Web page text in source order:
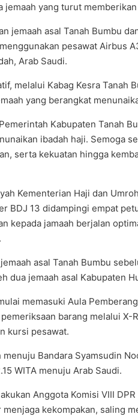
yang turut
jemaah asal Tanah Bumbu
pesawat Airbus
Arab Saudi.
melalui Kabag Kesra Tanah
yang berangkat
Kabupaten Tanah
ibadah haji. Semoga
serta kekuatan hingga
Kementerian Haji dan
BDJ 13 didampingi empat
kepada jamaah berjalan
asal Tanah Bumbu
dua jemaah asal Kabupaten
memasuki Aula
barang melalui X-
kursi pesawat.
Bandara Syamsudin
WITA menuju Arab Saudi.
Anggota Komisi VIII
kekompakan, saling